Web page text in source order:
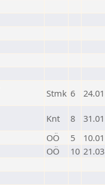
Stmk 6
Knt 8
OÖ 5
OÖ 10